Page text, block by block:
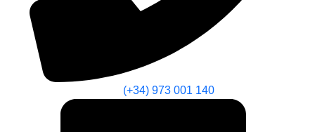
(+34) 973 001 140